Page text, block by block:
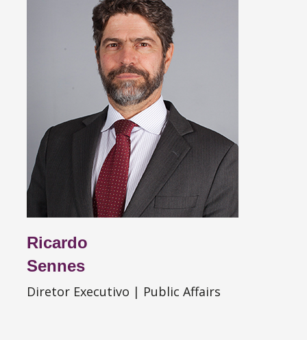
Ricardo
Sennes
Diretor Executivo | Public Affairs